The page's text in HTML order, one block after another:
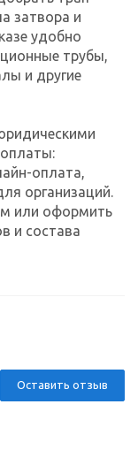
затвора и
удобно
трубы,
и другие
оплата,
организаций.
или оформить
и состава
Оставить отзыв